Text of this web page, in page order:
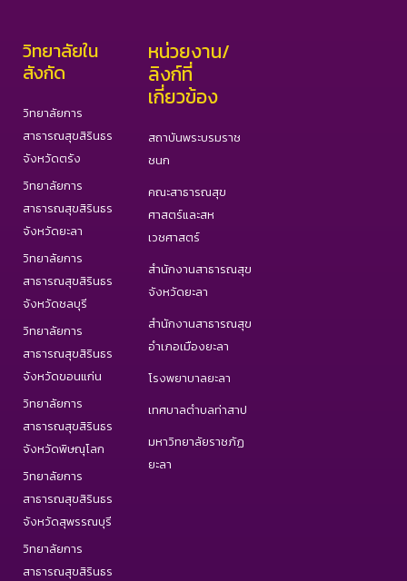
วิทยาลัยใน
สังกัด
วิทยาลัยการ
สาธารณสุขสิรินธร
จังหวัดตรัง
วิทยาลัยการ
สาธารณสุขสิรินธร
จังหวัดยะลา
วิทยาลัยการ
สาธารณสุขสิรินธร
จังหวัดชลบุรี
วิทยาลัยการ
สาธารณสุขสิรินธร
จังหวัดขอนแก่น
วิทยาลัยการ
สาธารณสุขสิรินธร
จังหวัดพิษณุโลก
วิทยาลัยการ
สาธารณสุขสิรินธร
จังหวัดสุพรรณบุรี
วิทยาลัยการ
สาธารณสุขสิรินธร
หน่วยงาน/
ลิงก์ที่
เกี่ยวข้อง
สถาบันพระบรมราช
ชนก
คณะสาธารณสุข
ศาสตร์และสห
เวชศาสตร์
สำนักงานสาธารณสุข
จังหวัดยะลา
สำนักงานสาธารณสุข
อำเภอเมืองยะลา
โรงพยาบาลยะลา
เทศบาลตำบลท่าสาป
มหาวิทยาลัยราชภัฏ
ยะลา